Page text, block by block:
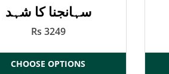
سہانجنا کا شہد
Rs 3249
CHOOSE OPTIONS